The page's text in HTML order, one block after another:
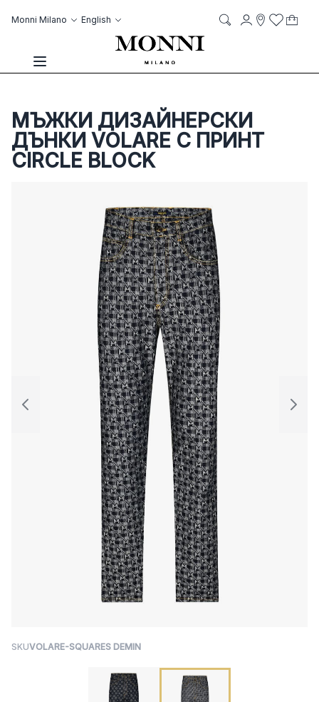
Monni Milano Language
English
Toggle Nav
AccountWish List
My
МЪЖКИ ДИЗАЙНЕРСКИ
ДЪНКИ VOLARE С ПРИНТ
CIRCLE BLOCK
SKUVOLARE-SQUARES DEMIN